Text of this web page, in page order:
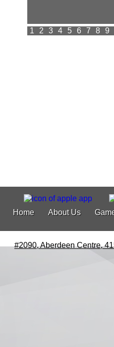
1 2 3 4 5 6 7 8 9
Home About Us
#2090, Aberdeen Centre,